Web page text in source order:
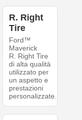
R. Right
Tire
Ford™
Maverick
R. Right Tire
di alta qualità
utilizzato per
un aspetto e
prestazioni
personalizzate.